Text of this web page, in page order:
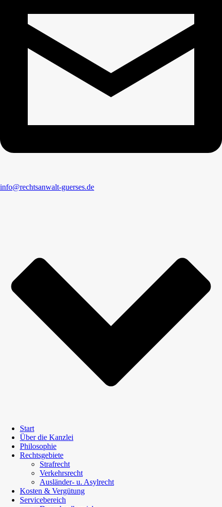
info@rechtsanwalt-guerses.de
Start
Über die Kanzlei
Philosophie
Rechtsgebiete
Strafrecht
Verkehrsrecht
Ausländer- u. Asylrecht
Kosten & Vergütung
Servicebereich